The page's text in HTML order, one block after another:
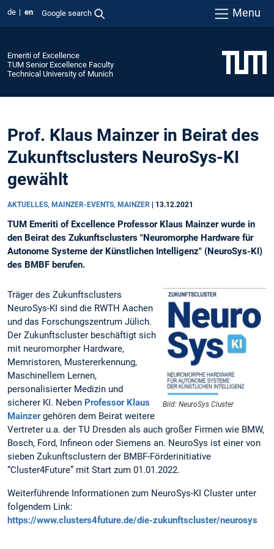
de en Google search Menu
Emeriti of Excellence
TUM Senior Excellence Faculty
Technical University of Munich
Prof. Klaus Mainzer in Beirat des
Zukunftsclusters NeuroSys-KI
gewählt
AKTUELLES, MAINZER-EVENTS, MAINZER 13.12.2021
TUM Emeriti of Excellence Professor Klaus Mainzer wurde in
den Beirat des Zukunftsclusters "Neuromorphe Hardware für
Autonome Systeme der Künstlichen Intelligenz" (NeuroSys-KI)
des BMBF berufen.
Bild: NeuroSys Cluster
Träger des Zukunftsclusters
NeuroSys-KI sind die RWTH Aachen
und das Forschungszentrum Jülich.
Der Zukunftscluster beschäftigt sich
mit neuromorpher Hardware,
Memristoren, Mustererkennung,
Maschinellem Lernen,
personalisierter Medizin und
sicherer KI. Neben Professor Klaus
Mainzergehören dem Beirat weitere
Vertreter u.a. der TU Dresden als auch großer Firmen wie BMW,
Bosch, Ford, Infineon oder Siemens an. NeuroSys ist einer von
sieben Zukunftsclustern der BMBF-Förderinitiative
“Cluster4Future” mit Start zum 01.01.2022.
Weiterführende Informationen zum NeuroSys-KI Cluster unter
folgendem Link:
https://www.clusters4future.de/die-zukunftscluster/neurosys